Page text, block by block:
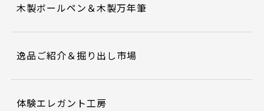
木製ボールペン＆木製万年筆
逸品ご紹介＆掘り出し市場
体験エレガント工房